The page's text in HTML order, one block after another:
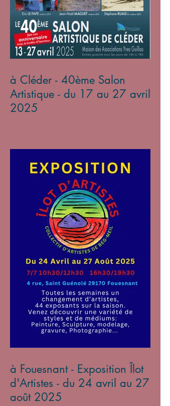
à Cléder - 40ème Salon
Artistique - du 17 au 27 avril
2025
à Fouesnant - Exposition Îlot
d'Artistes - du 24 avril au 27
août 2025